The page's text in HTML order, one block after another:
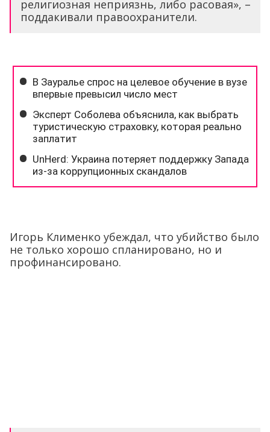
религиозная неприязнь, либо расовая», –
поддакивали правоохранители.
Игорь Клименко убеждал, что убийство было
не только хорошо спланировано, но и
профинансировано.